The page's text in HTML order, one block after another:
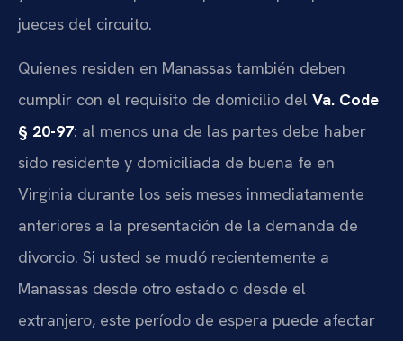
jueces del circuito.
Quienes residen en Manassas también deben
cumplir con el requisito de domicilio del Va. Code
§ 20-97: al menos una de las partes debe haber
sido residente y domiciliada de buena fe en
Virginia durante los seis meses inmediatamente
anteriores a la presentación de la demanda de
divorcio. Si usted se mudó recientemente a
Manassas desde otro estado o desde el
extranjero, este período de espera puede afectar